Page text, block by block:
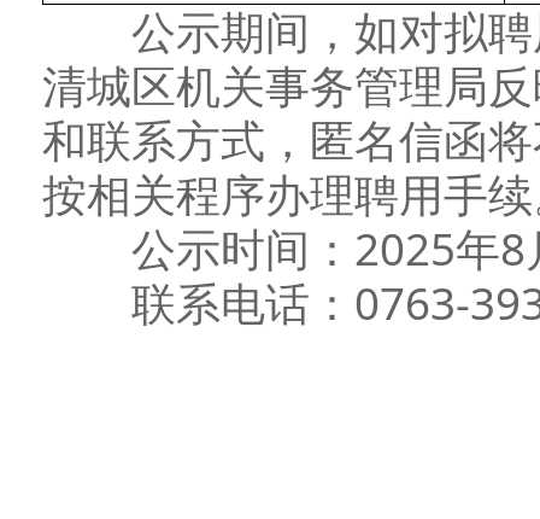
公示期间，如对拟聘
清城区机关事务管理局
和联系方式，匿名信函
按相关程序办理聘用手
公示时间：2025年8
联系电话：0763-